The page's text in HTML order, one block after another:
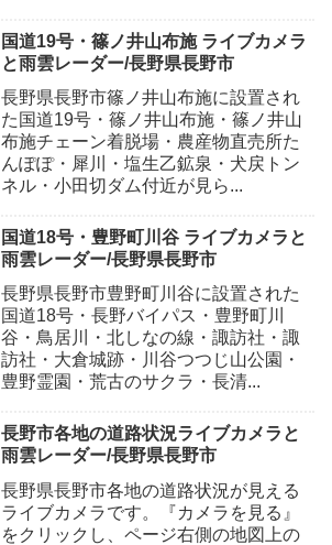
国道19号・篠ノ井山布施 ライブカメラ
と雨雲レーダー/長野県長野市
長野県長野市篠ノ井山布施に設置され
た国道19号・篠ノ井山布施・篠ノ井山
布施チェーン着脱場・農産物直売所た
んぽぽ・犀川・塩生乙鉱泉・犬戻トン
ネル・小田切ダム付近が見ら...
国道18号・豊野町川谷 ライブカメラと
雨雲レーダー/長野県長野市
長野県長野市豊野町川谷に設置された
国道18号・長野バイパス・豊野町川
谷・鳥居川・北しなの線・諏訪社・諏
訪社・大倉城跡・川谷つつじ山公園・
豊野霊園・荒古のサクラ・長清...
長野市各地の道路状況ライブカメラと
雨雲レーダー/長野県長野市
長野県長野市各地の道路状況が見える
ライブカメラです。『カメラを見る』
をクリックし、ページ右側の地図上の